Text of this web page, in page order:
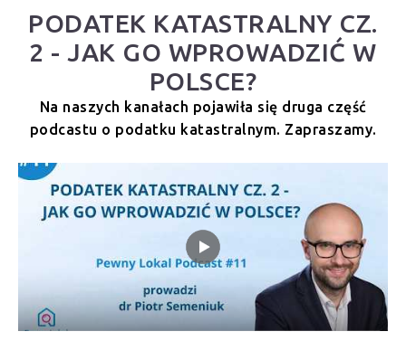
PODATEK KATASTRALNY CZ.
2 - JAK GO WPROWADZIĆ W
POLSCE?
Na naszych kanałach pojawiła się druga część
podcastu o podatku katastralnym. Zapraszamy.